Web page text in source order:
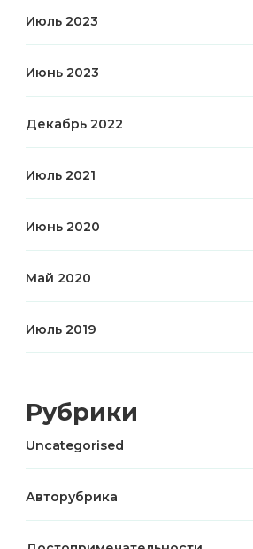
Июль 2023
Июнь 2023
Декабрь 2022
Июль 2021
Июнь 2020
Май 2020
Июль 2019
Рубрики
Uncategorised
Авторубрика